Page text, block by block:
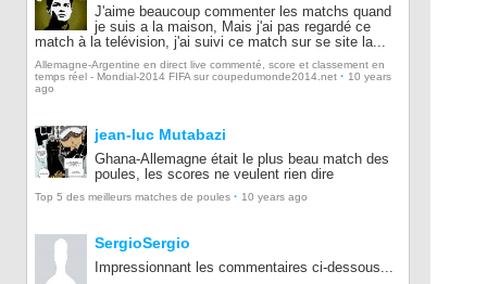
J'aime beaucoup commenter les matchs quand
je suis a la maison, Mais j'ai pas regardé ce
match à la telévision, j'ai suivi ce match sur se site la...
Allemagne-Argentine en direct live commenté, score et classement en
temps réel - Mondial-2014 FIFA sur coupedumonde2014.net · 10 years
ago
jean-luc Mutabazi
Ghana-Allemagne était le plus beau match des
poules, les scores ne veulent rien dire
Top 5 des meilleurs matches de poules · 10 years ago
SergioSergio
Impressionnant les commentaires ci-dessous...